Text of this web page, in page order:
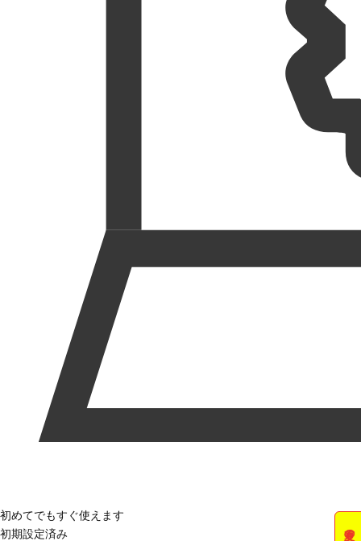
初めてでもすぐ使えます
初期設定済み